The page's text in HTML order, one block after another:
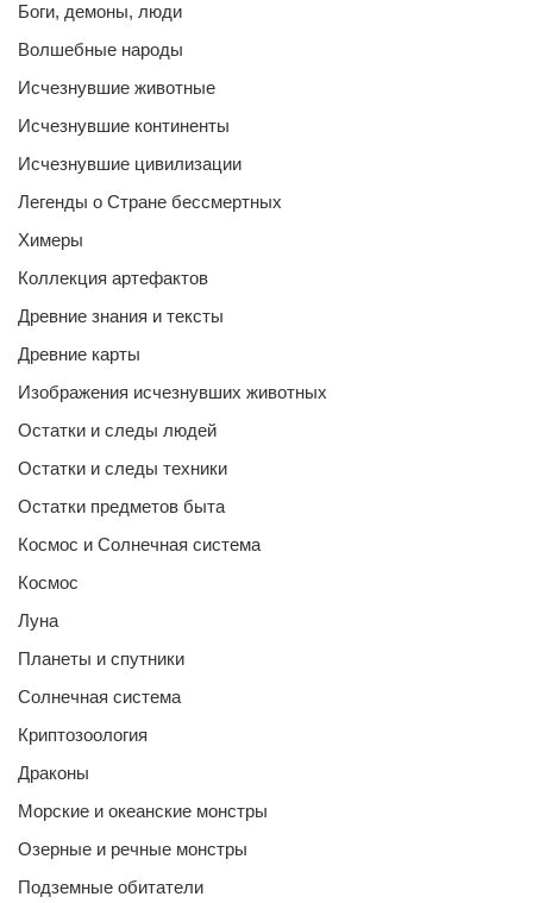
Боги, демоны, люди
Волшебные народы
Исчезнувшие животные
Исчезнувшие континенты
Исчезнувшие цивилизации
Легенды о Стране бессмертных
Химеры
Коллекция артефактов
Древние знания и тексты
Древние карты
Изображения исчезнувших животных
Остатки и следы людей
Остатки и следы техники
Остатки предметов быта
Космос и Солнечная система
Космос
Луна
Планеты и спутники
Солнечная система
Криптозоология
Драконы
Морские и океанские монстры
Озерные и речные монстры
Подземные обитатели